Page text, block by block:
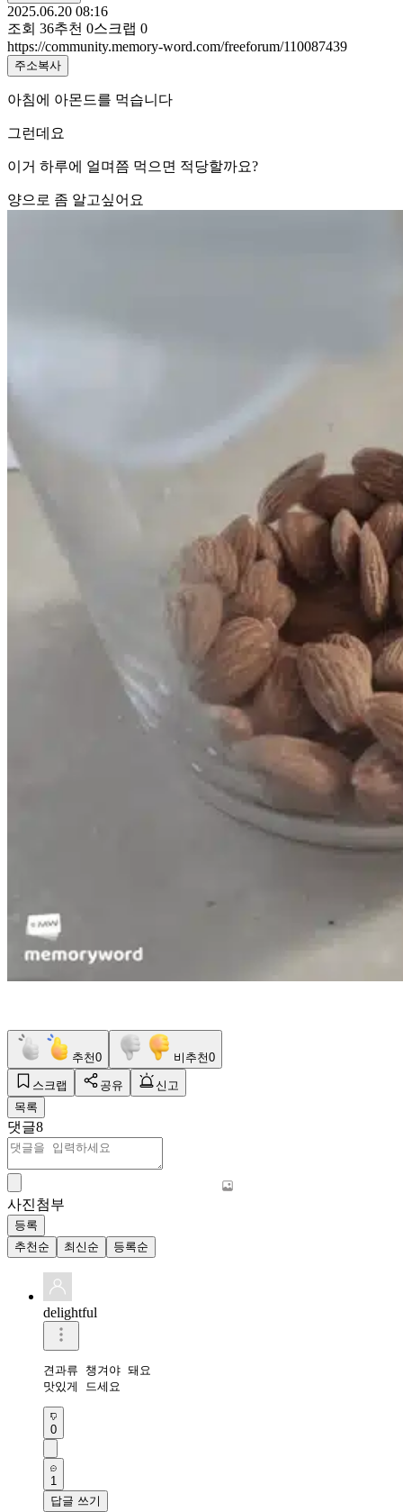
2025.06.20 08:16
조회 36추천 0스크랩 0
https://community.memory-word.com/freeforum/110087439
주소복사
아침에 아몬드를 먹습니다
그런데요
이거 하루에 얼며쯤 먹으면 적당할까요?
양으로 좀 알고싶어요
추천0 비추천0
스크랩 공유
신고
목록
댓글8
사진첨부
등록
추천순
최신순 등록순
delightful
견과류 챙겨야 돼요
맛있게 드세요
0
1
답글 쓰기